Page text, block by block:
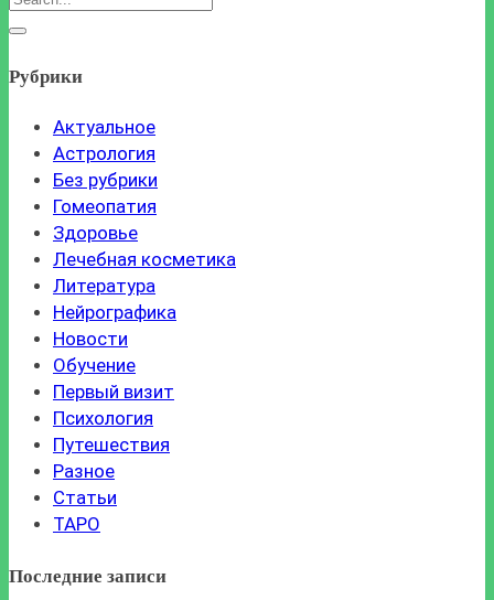
Рубрики
Актуальное
Астрология
Без рубрики
Гомеопатия
Здоровье
Лечебная косметика
Литература
Нейрографика
Новости
Обучение
Первый визит
Психология
Путешествия
Разное
Статьи
ТАРО
Последние записи